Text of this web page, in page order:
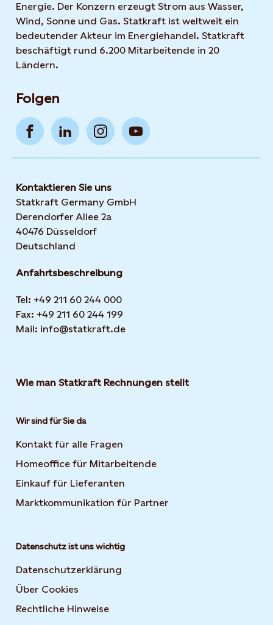
Energie. Der Konzern erzeugt Strom aus Wasser,
Wind, Sonne und Gas. Statkraft ist weltweit ein
bedeutender Akteur im Energiehandel. Statkraft
beschäftigt rund 6.200 Mitarbeitende in 20
Ländern.
Folgen
Kontaktieren Sie uns
Statkraft Germany GmbH
Derendorfer Allee 2a
40476 Düsseldorf
Deutschland
Anfahrtsbeschreibung
Tel: +49 211 60 244 000
Fax: +49 211 60 244 199
Mail: info@statkraft.de
Wie man Statkraft Rechnungen stellt
Wir sind für Sie da
Kontakt für alle Fragen
Homeoffice für Mitarbeitende
Einkauf für Lieferanten
Marktkommunikation für Partner
Datenschutz ist uns wichtig
Datenschutzerklärung
Über Cookies
Rechtliche Hinweise